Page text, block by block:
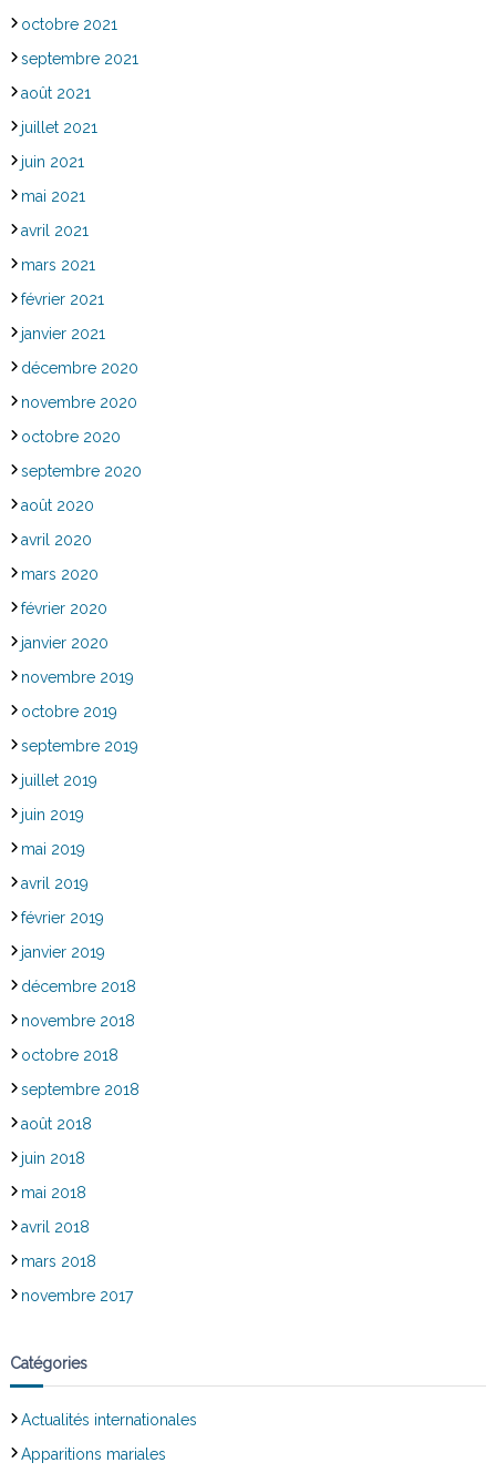
octobre 2021
septembre 2021
août 2021
juillet 2021
juin 2021
mai 2021
avril 2021
mars 2021
février 2021
janvier 2021
décembre 2020
novembre 2020
octobre 2020
septembre 2020
août 2020
avril 2020
mars 2020
février 2020
janvier 2020
novembre 2019
octobre 2019
septembre 2019
juillet 2019
juin 2019
mai 2019
avril 2019
février 2019
janvier 2019
décembre 2018
novembre 2018
octobre 2018
septembre 2018
août 2018
juin 2018
mai 2018
avril 2018
mars 2018
novembre 2017
Catégories
Actualités internationales
Apparitions mariales